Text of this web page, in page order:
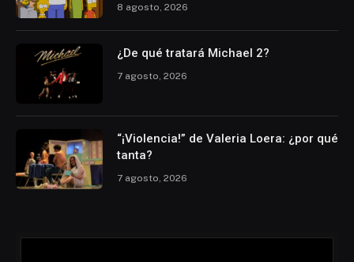
8 agosto, 2026
¿De qué tratará Michael 2?
7 agosto, 2026
“¡Violencia!” de Valeria Loera: ¿por qué
tanta?
7 agosto, 2026